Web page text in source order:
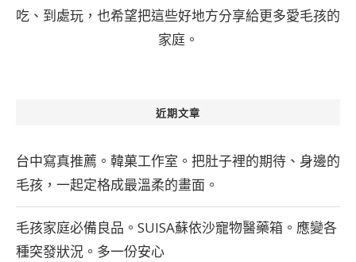
吃、到處玩，也希望把這些好地方分享給更多愛毛孩的
家庭。
近期文章
台中寫真推薦。韓菓工作室。把肚子裡的期待、身邊的
毛孩，一起定格成最溫柔的畫面。
毛孩家庭必備良品。SUISA蘇依沙寵物醫藥箱。應變各
種突發狀況。多一份安心